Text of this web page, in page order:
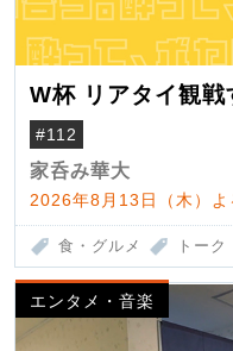
W杯 リアタイ観戦
#112
家呑み華大
2026年8月13日（木）
食・グルメ トーク
エンタメ・音楽